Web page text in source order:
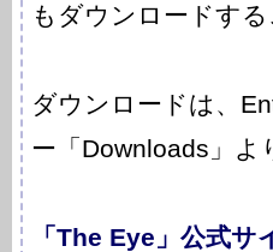
もダウンロードする
ダウンロードは、
ー「Downloads」よ
「The Eye」公式サ